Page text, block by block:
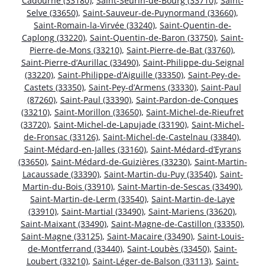
Selve (33650), Saint-Sauveur-de-Puynormand (33660),
Saint-Romain-la-Virvée (33240), Saint-Quentin-de-
Caplong (33220), Saint-Quentin-de-Baron (33750), Saint-
Pierre-de-Mons (33210), Saint-Pierre-de-Bat (33760),
Saint-Pierre-d’Aurillac (33490), Saint-Philippe-du-Seignal
(33220), Saint-Philippe-d’Aiguille (33350), Saint-Pey-de-
Castets (33350), Saint-Pey-d’Armens (33330), Saint-Paul
(87260), Saint-Paul (33390), Saint-Pardon-de-Conques
(33210), Saint-Morillon (33650), Saint-Michel-de-Rieufret
(33720), Saint-Michel-de-Lapujade (33190), Saint-Michel-
de-Fronsac (33126), Saint-Michel-de-Castelnau (33840),
Saint-Médard-en-Jalles (33160), Saint-Médard-d’Eyrans
(33650), Saint-Médard-de-Guizières (33230), Saint-Martin-
Lacaussade (33390), Saint-Martin-du-Puy (33540), Saint-
Martin-du-Bois (33910), Saint-Martin-de-Sescas (33490),
Saint-Martin-de-Lerm (33540), Saint-Martin-de-Laye
(33910), Saint-Martial (33490), Saint-Mariens (33620),
Saint-Maixant (33490), Saint-Magne-de-Castillon (33350),
Saint-Magne (33125), Saint-Macaire (33490), Saint-Louis-
de-Montferrand (33440), Saint-Loubès (33450), Saint-
Loubert (33210), Saint-Léger-de-Balson (33113), Saint-